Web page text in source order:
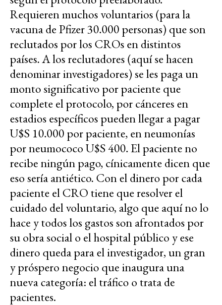
Requieren muchos voluntarios (para la
vacuna de Pfizer 30.000 personas) que son
reclutados por los CROs en distintos
países. A los reclutadores (aquí se hacen
denominar investigadores) se les paga un
monto significativo por paciente que
complete el protocolo, por cánceres en
estadios específicos pueden llegar a pagar
U$S 10.000 por paciente, en neumonías
por neumococo U$S 400. El paciente no
recibe ningún pago, cínicamente dicen que
eso sería antiético. Con el dinero por cada
paciente el CRO tiene que resolver el
cuidado del voluntario, algo que aquí no lo
hace y todos los gastos son afrontados por
su obra social o el hospital público y ese
dinero queda para el investigador, un gran
y próspero negocio que inaugura una
nueva categoría: el tráfico o trata de
pacientes.